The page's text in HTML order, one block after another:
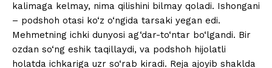
kalimaga kelmay, nima qilishini bilmay qoladi. Ishongani
– podshoh otasi ko‘z o‘ngida tarsaki yegan edi.
Mehmetning ichki dunyosi ag‘dar-to‘ntar bo‘lgandi. Bir
ozdan so‘ng eshik taqillaydi, va podshoh hijolatli
holatda ichkariga uzr so‘rab kiradi. Reja ajoyib shaklda